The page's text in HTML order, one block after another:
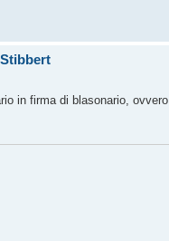
in firma di blasonario,